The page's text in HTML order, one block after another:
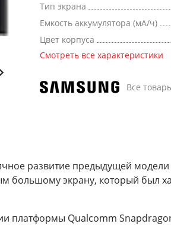
Тип экрана
Емкость аккумулятора (мА/ч)
Цвет корпуса
Смотреть все характеристики
Все
развитие предыдущей
большому экрану, который
платформы Qualcomm